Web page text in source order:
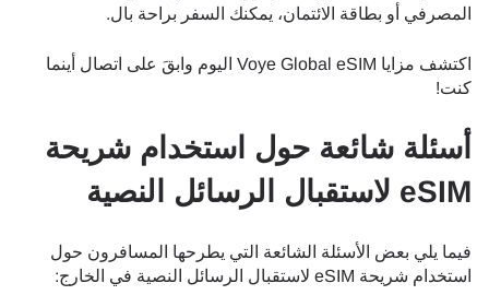
المصرفي أو بطاقة الائتمان، يمكنك السفر براحة بال.
اكتشف مزايا Voye Global eSIM اليوم وابقَ على اتصال أينما
كنت!
أسئلة شائعة حول استخدام شريحة
eSIM لاستقبال الرسائل النصية
فيما يلي بعض الأسئلة الشائعة التي يطرحها المسافرون حول
استخدام شريحة eSIM لاستقبال الرسائل النصية في الخارج: